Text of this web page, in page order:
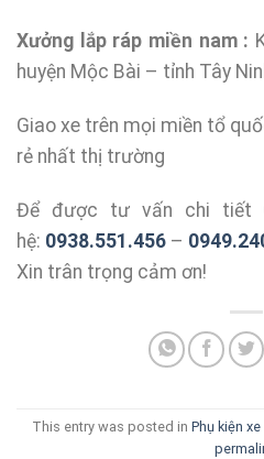
Xưởng lắp ráp miền nam :
huyện Mộc Bài – tỉnh Tây
Giao xe trên mọi miền tổ
rẻ nhất thị trường
Để được tư vấn chi tiết
hệ: 0938.551.456 –
Xin trân trọng cảm ơn!
This entry was posted in Phụ kiện